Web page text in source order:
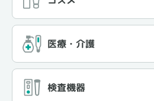
医療・介護
検査機器